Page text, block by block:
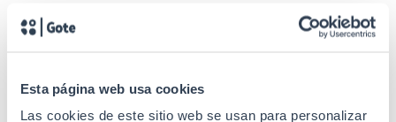
Esta página web usa cookies
Las cookies de este sitio web se usan para personalizar
Con unas dimensiones compactas de
85 x 305 x
, este repartidor
para cualquier proyecto de infraestructura de fibra